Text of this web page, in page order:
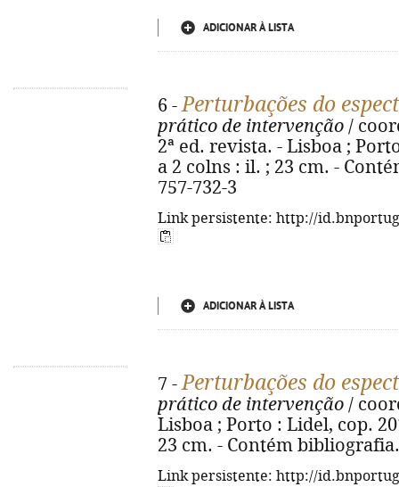
ADICIONAR À LISTA
6 -Perturbações do
prático de intervenção /
2ª ed. revista. - Lisboa ;
a 2 colns : il. ; 23 cm. -
757-732-3
Link persistente: http://
ADICIONAR À LISTA
7 -Perturbações do
prático de intervenção /
Lisboa ; Porto : Lidel, cop.
23 cm. - Contém bibliografia.
Link persistente: http://